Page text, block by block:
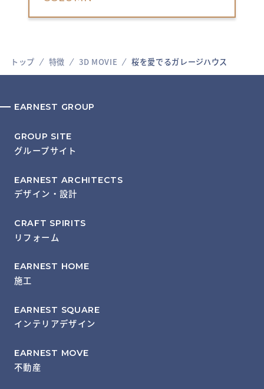
トップ 特徴 3D MOVIE 桜を愛でるガレージハウス
EARNEST GROUP
GROUP SITE
グループサイト
EARNEST ARCHITECTS
デザイン・設計
CRAFT SPIRITS
リフォーム
EARNEST HOME
施工
EARNEST SQUARE
インテリアデザイン
EARNEST MOVE
不動産